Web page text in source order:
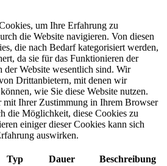
um Ihre Erfahrung zu
die Website navigieren. Von diesen
die nach Bedarf kategorisiert werden,
da sie für das Funktionieren der
der Website wesentlich sind. Wir
Drittanbietern, mit denen wir
wie Sie diese Website nutzen.
mit Ihrer Zustimmung in Ihrem Browser
die Möglichkeit, diese Cookies zu
einiger dieser Cookies kann sich
auswirken.
Typ Dauer Beschreibung